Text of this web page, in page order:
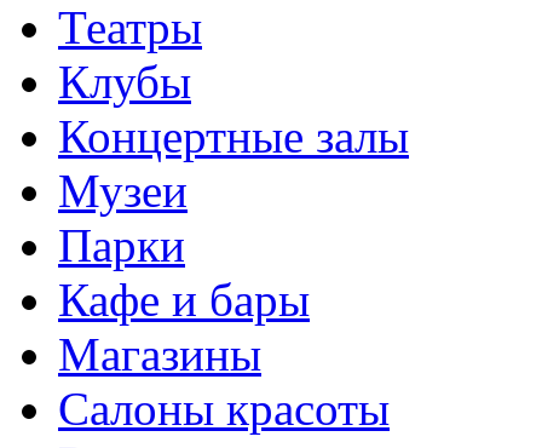
Театры
Клубы
Концертные залы
Музеи
Парки
Кафе и бары
Магазины
Салоны красоты